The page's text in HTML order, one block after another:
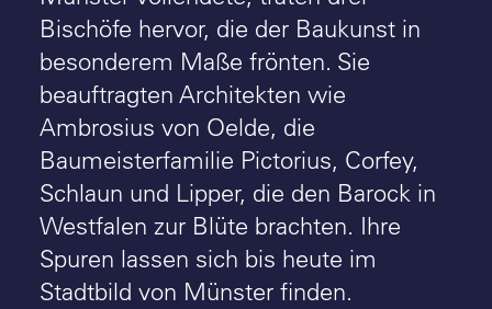
Bischöfe hervor, die der Baukunst in
besonderem Maße frönten. Sie
beauftragten Architekten wie
Ambrosius von Oelde, die
Baumeisterfamilie Pictorius, Corfey,
Schlaun und Lipper, die den Barock in
Westfalen zur Blüte brachten. Ihre
Spuren lassen sich bis heute im
Stadtbild von Münster finden.